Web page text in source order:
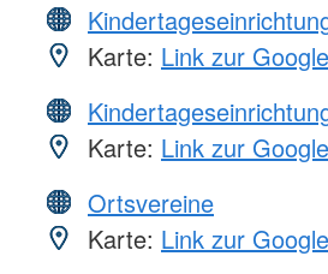
Karte: Link zur
Karte: Link zur
Ortsvereine
Karte: Link zur